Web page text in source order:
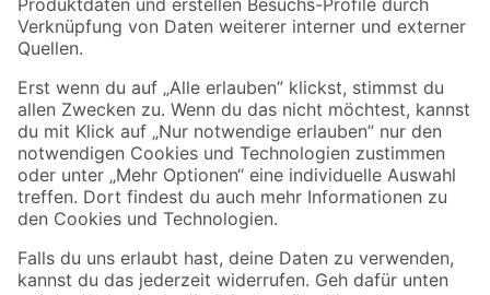
Sicher einkaufen
Jetzt die toom-App herunterladen
Alle Preisangaben in EUR inkl. gesetzl. MwSt.. Die dargestellten Angebote sind unter